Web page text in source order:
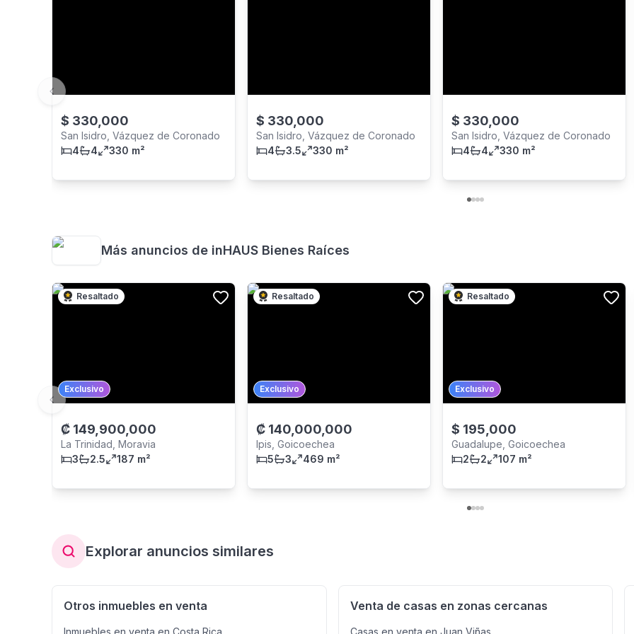
$ 330,000
San Isidro, Vázquez de Coronado
4
4 330 m²
$ 330,000
San Isidro, Vázquez de Coronado
4
3.5 330 m²
$ 330,000
San Isidro, Vázquez de Coronado
4
4 330 m²
Previous slide
Más anuncios de inHAUS Bienes Raíces
Resaltado
Exclusivo
₡ 149,900,000
La Trinidad, Moravia
3
2.5 187 m²
Resaltado
Exclusivo
₡ 140,000,000
Ipis, Goicoechea
5
3 469 m²
Resaltado
Exclusivo
$ 195,000
Guadalupe, Goicoechea
2
2 107 m²
Previous slide
Explorar anuncios similares
Otros inmuebles en venta
Inmuebles en venta en Costa Rica
Venta de casas en zonas cercanas
Casas en venta en Juan Viñas